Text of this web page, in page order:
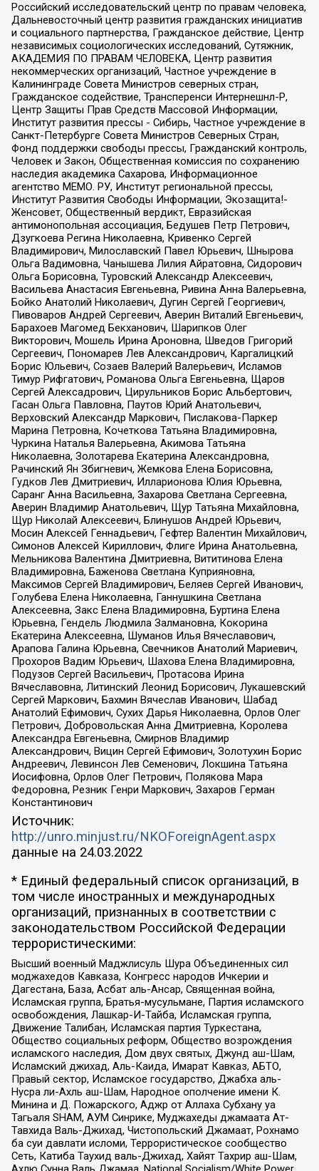
Российский исследовательский центр по правам человека,
Дальневосточный центр развития гражданских инициатив
и социального партнерства, Гражданское действие, Центр
независимых социологических исследований, Сутяжник,
АКАДЕМИЯ ПО ПРАВАМ ЧЕЛОВЕКА, Центр развития
некоммерческих организаций, Частное учреждение в
Калининграде Совета Министров северных стран,
Гражданское содействие, Трансперенси Интернешнл-Р,
Центр Защиты Прав Средств Массовой Информации,
Институт развития прессы - Сибирь, Частное учреждение в
Санкт-Петербурге Совета Министров Северных Стран,
Фонд поддержки свободы прессы, Гражданский контроль,
Человек и Закон, Общественная комиссия по сохранению
наследия академика Сахарова, Информационное
агентство МЕМО. РУ, Институт региональной прессы,
Институт Развития Свободы Информации, Экозащита!-
Женсовет, Общественный вердикт, Евразийская
антимонопольная ассоциация, Бедушев Петр Петрович,
Дзугкоева Регина Николаевна, Кривенко Сергей
Владимирович, Милославский Павел Юрьевич, Шнырова
Ольга Вадимовна, Чанышева Лилия Айратовна, Сидорович
Ольга Борисовна, Туровский Александр Алексеевич,
Васильева Анастасия Евгеньевна, Ривина Анна Валерьевна,
Бойко Анатолий Николаевич, Дугин Сергей Георгиевич,
Пивоваров Андрей Сергеевич, Аверин Виталий Евгеньевич,
Барахоев Магомед Бекханович, Шарипков Олег
Викторович, Мошель Ирина Ароновна, Шведов Григорий
Сергеевич, Пономарев Лев Александрович, Каргалицкий
Борис Юльевич, Созаев Валерий Валерьевич, Исламов
Тимур Рифгатович, Романова Ольга Евгеньевна, Щаров
Сергей Алексадрович, Цирульников Борис Альбертович,
Гасан Ольга Павловна, Паутов Юрий Анатольевич,
Верховский Александр Маркович, Пислакова-Паркер
Марина Петровна, Кочеткова Татьяна Владимировна,
Чуркина Наталья Валерьевна, Акимова Татьяна
Николаевна, Золотарева Екатерина Александровна,
Рачинский Ян Збигневич, Жемкова Елена Борисовна,
Гудков Лев Дмитриевич, Илларионова Юлия Юрьевна,
Саранг Анна Васильевна, Захарова Светлана Сергеевна,
Аверин Владимир Анатольевич, Щур Татьяна Михайловна,
Щур Николай Алексеевич, Блинушов Андрей Юрьевич,
Мосин Алексей Геннадьевич, Гефтер Валентин Михайлович,
Симонов Алексей Кириллович, Флиге Ирина Анатольевна,
Мельникова Валентина Дмитриевна, Вититинова Елена
Владимировна, Баженова Светлана Куприяновна,
Максимов Сергей Владимирович, Беляев Сергей Иванович,
Голубева Елена Николаевна, Ганнушкина Светлана
Алексеевна, Закс Елена Владимировна, Буртина Елена
Юрьевна, Гендель Людмила Залмановна, Кокорина
Екатерина Алексеевна, Шуманов Илья Вячеславович,
Арапова Галина Юрьевна, Свечников Анатолий Мариевич,
Прохоров Вадим Юрьевич, Шахова Елена Владимировна,
Подузов Сергей Васильевич, Протасова Ирина
Вячеславовна, Литинский Леонид Борисович, Лукашевский
Сергей Маркович, Бахмин Вячеслав Иванович, Шабад
Анатолий Ефимович, Сухих Дарья Николаевна, Орлов Олег
Петрович, Добровольская Анна Дмитриевна, Королева
Александра Евгеньевна, Смирнов Владимир
Александрович, Вицин Сергей Ефимович, Золотухин Борис
Андреевич, Левинсон Лев Семенович, Локшина Татьяна
Иосифовна, Орлов Олег Петрович, Полякова Мара
Федоровна, Резник Генри Маркович, Захаров Герман
Константинович
Источник:
http://unro.minjust.ru/NKOForeignAgent.aspx
данные на 24.03.2022
* Единый федеральный список организаций, в
том числе иностранных и международных
организаций, признанных в соответствии с
законодательством Российской Федерации
террористическими:
Высший военный Маджлисуль Шура Объединенных сил
моджахедов Кавказа, Конгресс народов Ичкерии и
Дагестана, База, Асбат аль-Ансар, Священная война,
Исламская группа, Братья-мусульмане, Партия исламского
освобождения, Лашкар-И-Тайба, Исламская группа,
Движение Талибан, Исламская партия Туркестана,
Общество социальных реформ, Общество возрождения
исламского наследия, Дом двух святых, Джунд аш-Шам,
Исламский джихад, Аль-Каида, Имарат Кавказ, АБТО,
Правый сектор, Исламское государство, Джабха аль-
Нусра ли-Ахль аш-Шам, Народное ополчение имени К.
Минина и Д. Пожарского, Аджр от Аллаха Субхану уа
Тагьаля SHAM, АУМ Синрике, Муджахеды джамаата Ат-
Тавхида Валь-Джихад, Чистопольский Джамаат, Рохнамо
ба суи давлати исломи, Террористическое сообщество
Сеть, Катиба Таухид валь-Джихад, Хайят Тахрир аш-Шам,